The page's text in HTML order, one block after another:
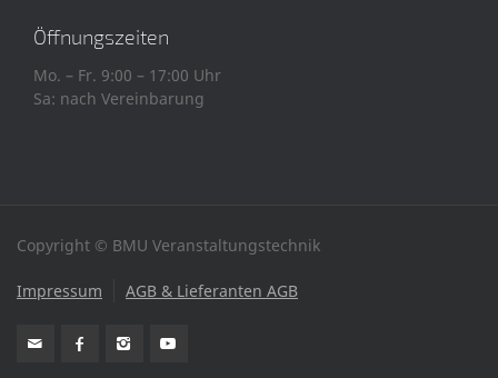
Öffnungszeiten
Mo. – Fr. 9:00 – 17:00 Uhr
Sa: nach Vereinbarung
Copyright © BMU Veranstaltungstechnik
Impressum AGB & Lieferanten AGB